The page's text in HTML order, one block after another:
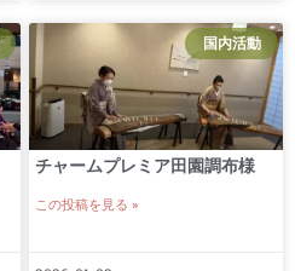
国内活動
チャームプレミア田園調布様
この投稿を見る »